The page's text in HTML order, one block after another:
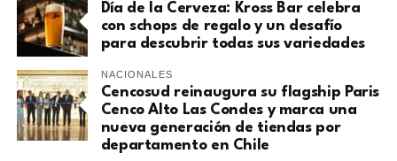
Día de la Cerveza: Kross Bar celebra
con schops de regalo y un desafío
para descubrir todas sus variedades
NACIONALES
Cencosud reinaugura su flagship Paris
Cenco Alto Las Condes y marca una
nueva generación de tiendas por
departamento en Chile